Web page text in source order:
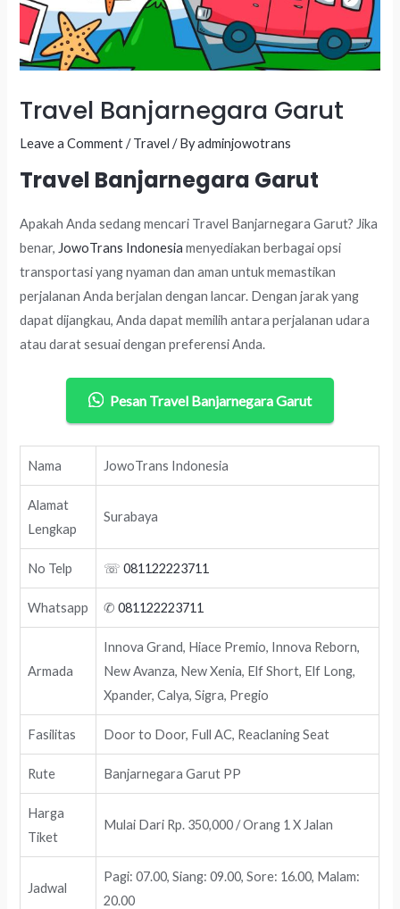
Travel Banjarnegara Garut
Leave a Comment /Travel / Byadminjowotrans
Travel Banjarnegara Garut
Apakah Anda sedang mencari Travel Banjarnegara Garut? Jika
benar, JowoTrans Indonesia menyediakan berbagai opsi
transportasi yang nyaman dan aman untuk memastikan
perjalanan Anda berjalan dengan lancar. Dengan jarak yang
dapat dijangkau, Anda dapat memilih antara perjalanan udara
atau darat sesuai dengan preferensi Anda.
Pesan Travel Banjarnegara Garut
Nama JowoTrans Indonesia
Alamat
Lengkap
Surabaya
No Telp ☏081122223711
Whatsapp ✆081122223711
Armada
Innova Grand, Hiace Premio, Innova Reborn,
New Avanza, New Xenia, Elf Short, Elf Long,
Xpander, Calya, Sigra, Pregio
Fasilitas Door to Door, Full AC, Reaclaning Seat
Rute Banjarnegara Garut PP
Harga
Tiket
Mulai Dari Rp. 350,000 / Orang 1 X Jalan
Jadwal
Pagi: 07.00, Siang: 09.00, Sore: 16.00, Malam:
20.00